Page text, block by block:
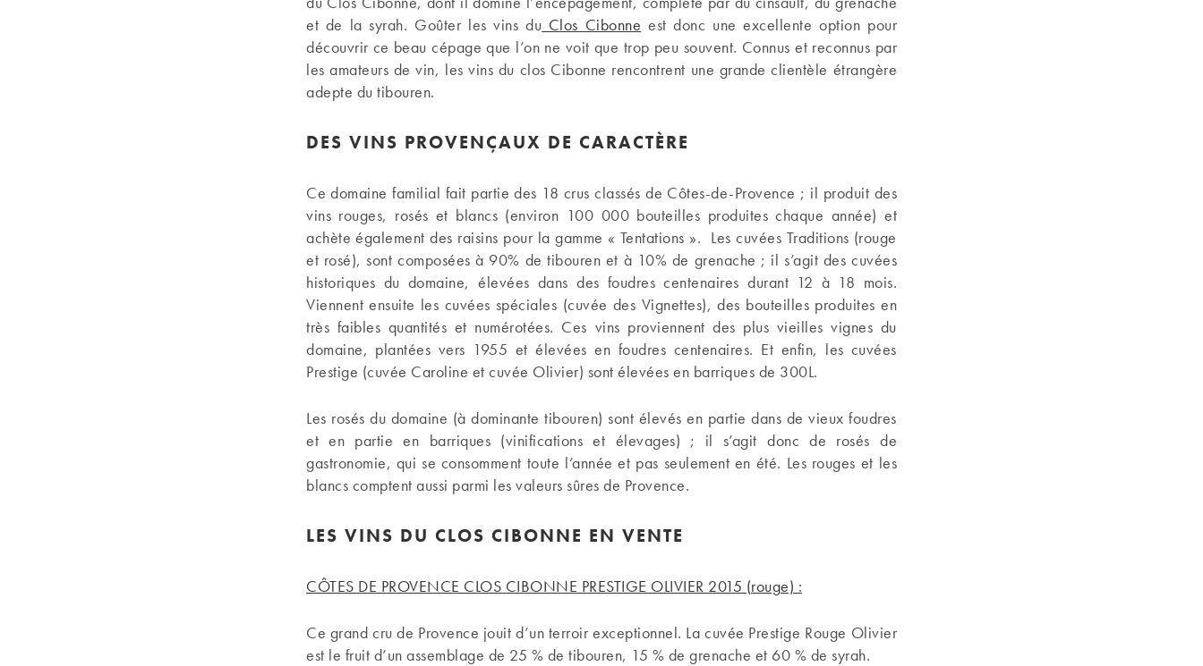
et de la syrah. Goûter les vins du Clos Cibonne est donc une excellente option pour
découvrir ce beau cépage que l’on ne voit que trop peu souvent. Connus et reconnus par
les amateurs de vin, les vins du clos Cibonne rencontrent une grande clientèle étrangère
adepte du tibouren.
DES VINS PROVENÇAUX DE CARACTÈRE
Ce domaine familial fait partie des 18 crus classés de Côtes-de-Provence ; il produit des
vins rouges, rosés et blancs (environ 100 000 bouteilles produites chaque année) et
achète également des raisins pour la gamme « Tentations ». Les cuvées Traditions (rouge
et rosé), sont composées à 90% de tibouren et à 10% de grenache ; il s’agit des cuvées
historiques du domaine, élevées dans des foudres centenaires durant 12 à 18 mois.
Viennent ensuite les cuvées spéciales (cuvée des Vignettes), des bouteilles produites en
très faibles quantités et numérotées. Ces vins proviennent des plus vieilles vignes du
domaine, plantées vers 1955 et élevées en foudres centenaires. Et enfin, les cuvées
Prestige (cuvée Caroline et cuvée Olivier) sont élevées en barriques de 300L.
Les rosés du domaine (à dominante tibouren) sont élevés en partie dans de vieux foudres
et en partie en barriques (vinifications et élevages) ; il s’agit donc de rosés de
gastronomie, qui se consomment toute l’année et pas seulement en été. Les rouges et les
blancs comptent aussi parmi les valeurs sûres de Provence.
LES VINS DU CLOS CIBONNE EN VENTE
CÔTES DE PROVENCE CLOS CIBONNE PRESTIGE OLIVIER 2015 (rouge) :
Ce grand cru de Provence jouit d’un terroir exceptionnel. La cuvée Prestige Rouge Olivier
est le fruit d’un assemblage de 25 % de tibouren, 15 % de grenache et 60 % de syrah.